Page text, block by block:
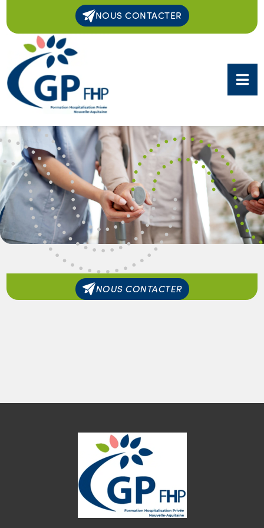
NOUS CONTACTER
NOUS CONTACTER